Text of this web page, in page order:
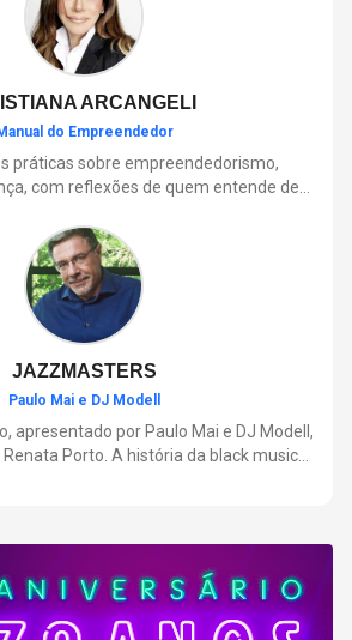
ARCANGELI
do Empreendedor
práticas sobre empreendedorismo,
com reflexões de quem entende de
JAZZMASTERS
Paulo Mai e DJ Modell
apresentado por Paulo Mai e DJ Modell,
Porto. A história da black music